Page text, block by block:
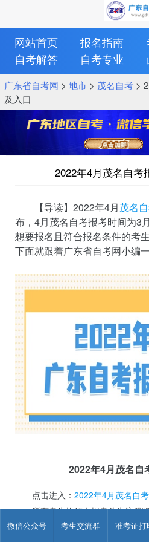
微信公众号 考生交流群 准考证打
网站首页 报名指南
自考解答
自考专业
广东省自考网 > 地市> 茂名自考>
及入口
2022年4月茂名自考
【导读】2022年4月茂名
布，4月茂名自考报考时间为3
想要报名且符合报名条件的考
下面就跟着广东省自考网小编
2022年4月茂名自
点击进入： 2022年4月茂名自
所有考生均须在报考前先注册“
码”)，然后通过广东省自学考试管